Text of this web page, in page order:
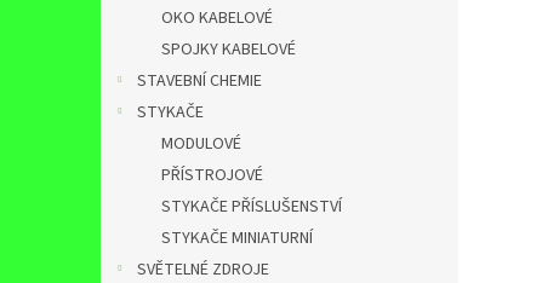
OKO KABELOVÉ
SPOJKY KABELOVÉ
STAVEBNÍ CHEMIE
STYKAČE
MODULOVÉ
PŘÍSTROJOVÉ
STYKAČE PŘÍSLUŠENSTVÍ
STYKAČE MINIATURNÍ
SVĚTELNÉ ZDROJE